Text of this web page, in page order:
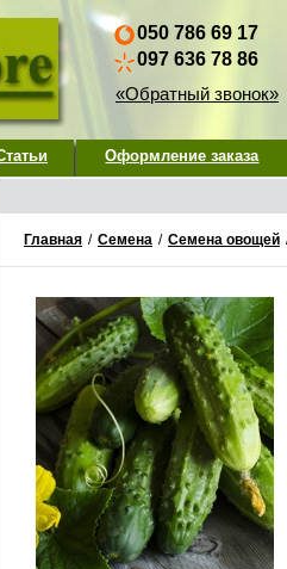
050 786 69 17
097 636 78 86
«Обратный звонок»
Оформление заказа
Главная / Семена / Семена овощей